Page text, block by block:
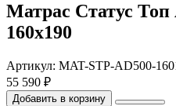
Матрас Статус Топ
160х190
Артикул: MAT-STP-AD500-
55 590 ₽
Добавить в корзину